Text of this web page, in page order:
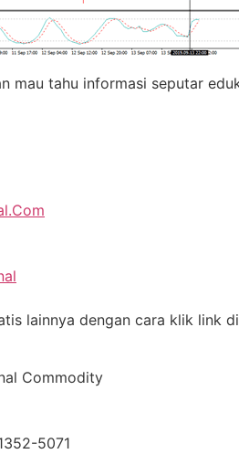
mau tahu informasi seputar
lainnya dengan cara klik link
Commodity
5071